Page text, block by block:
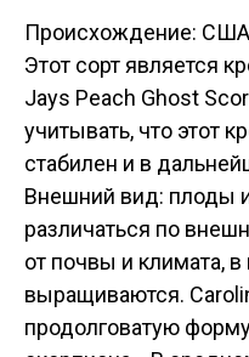
Происхождение:
Этот сорт является
Jays Peach Ghost
учитывать, что этот
стабилен и в
Внешний вид: плоды
различаться по
от почвы и климата,
выращиваются.
продолговатую